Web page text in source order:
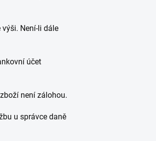
Není-li dále
účet
není zálohou.
u správce daně